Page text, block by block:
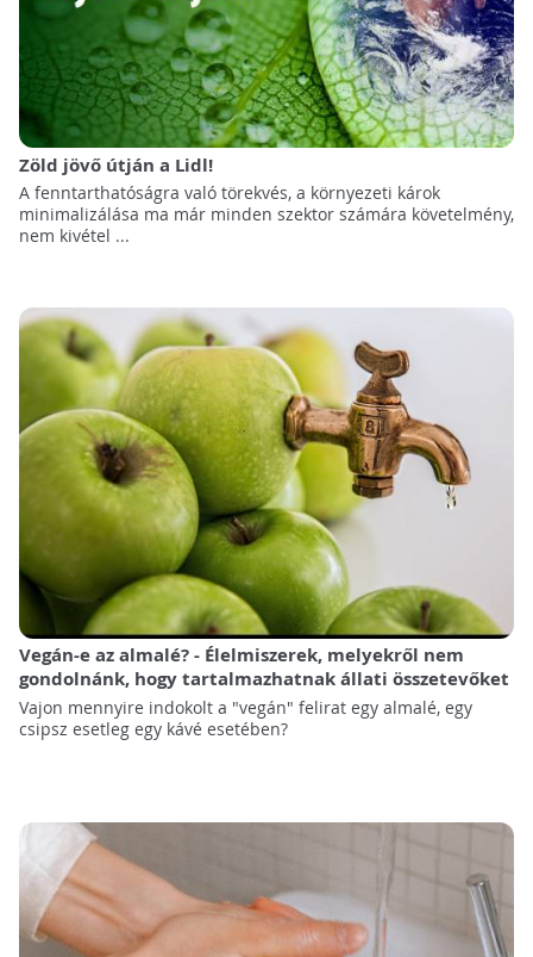
Zöld jövő útján a Lidl!
A fenntarthatóságra való törekvés, a környezeti károk
minimalizálása ma már minden szektor számára követelmény,
nem kivétel ...
Vegán-e az almalé? - Élelmiszerek, melyekről nem
gondolnánk, hogy tartalmazhatnak állati összetevőket
Vajon mennyire indokolt a "vegán" felirat egy almalé, egy
csipsz esetleg egy kávé esetében?